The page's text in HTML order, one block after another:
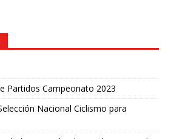
Partidos Campeonato 2023
Nacional Ciclismo para